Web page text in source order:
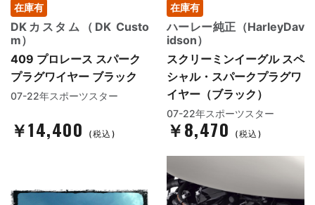
在庫有
DKカスタム（DK Custo
m）
409 プロレース スパーク
プラグワイヤー ブラック
07-22年スポーツスター
￥14,400 (税込)
在庫有
ハーレー純正（HarleyDav
idson）
スクリーミンイーグル スペ
シャル・スパークプラグワ
イヤー（ブラック）
07-22年スポーツスター
￥8,470 (税込)